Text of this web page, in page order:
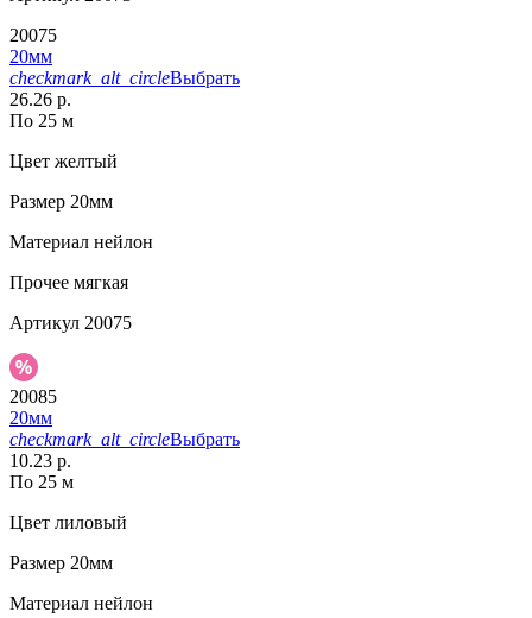
20075
20мм
checkmark_alt_circleВыбрать
26.26 р.
По 25 м
Цвет желтый
Размер 20мм
Материал нейлон
Прочее мягкая
Артикул 20075
20085
20мм
checkmark_alt_circleВыбрать
10.23 р.
По 25 м
Цвет лиловый
Размер 20мм
Материал нейлон